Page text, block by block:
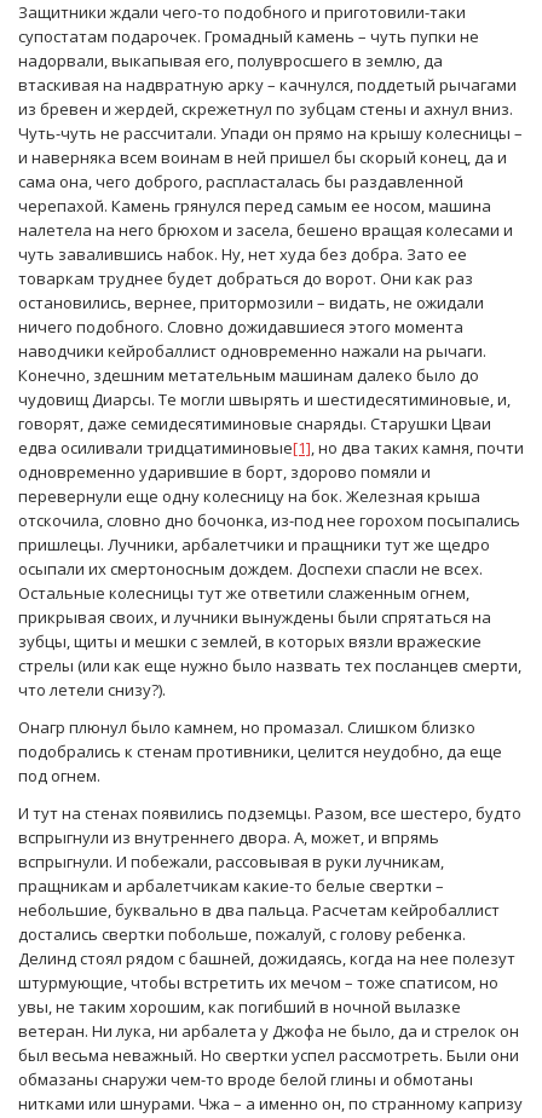
Защитники ждали чего-то подобного и приготовили-таки
супостатам подарочек. Громадный камень – чуть пупки не
надорвали, выкапывая его, полувросшего в землю, да
втаскивая на надвратную арку – качнулся, поддетый рычагами
из бревен и жердей, скрежетнул по зубцам стены и ахнул вниз.
Чуть-чуть не рассчитали. Упади он прямо на крышу колесницы –
и наверняка всем воинам в ней пришел бы скорый конец, да и
сама она, чего доброго, распласталась бы раздавленной
черепахой. Камень грянулся перед самым ее носом, машина
налетела на него брюхом и засела, бешено вращая колесами и
чуть завалившись набок. Ну, нет худа без добра. Зато ее
товаркам труднее будет добраться до ворот. Они как раз
остановились, вернее, притормозили – видать, не ожидали
ничего подобного. Словно дожидавшиеся этого момента
наводчики кейробаллист одновременно нажали на рычаги.
Конечно, здешним метательным машинам далеко было до
чудовищ Диарсы. Те могли швырять и шестидесятиминовые, и,
говорят, даже семидесятиминовые снаряды. Старушки Цваи
едва осиливали тридцатиминовые[1], но два таких камня, почти
одновременно ударившие в борт, здорово помяли и
перевернули еще одну колесницу на бок. Железная крыша
отскочила, словно дно бочонка, из-под нее горохом посыпались
пришлецы. Лучники, арбалетчики и пращники тут же щедро
осыпали их смертоносным дождем. Доспехи спасли не всех.
Остальные колесницы тут же ответили слаженным огнем,
прикрывая своих, и лучники вынуждены были спрятаться на
зубцы, щиты и мешки с землей, в которых вязли вражеские
стрелы (или как еще нужно было назвать тех посланцев смерти,
что летели снизу?).
Онагр плюнул было камнем, но промазал. Слишком близко
подобрались к стенам противники, целится неудобно, да еще
под огнем.
И тут на стенах появились подземцы. Разом, все шестеро, будто
вспрыгнули из внутреннего двора. А, может, и впрямь
вспрыгнули. И побежали, рассовывая в руки лучникам,
пращникам и арбалетчикам какие-то белые свертки –
небольшие, буквально в два пальца. Расчетам кейробаллист
достались свертки побольше, пожалуй, с голову ребенка.
Делинд стоял рядом с башней, дожидаясь, когда на нее полезут
штурмующие, чтобы встретить их мечом – тоже спатисом, но
увы, не таким хорошим, как погибший в ночной вылазке
ветеран. Ни лука, ни арбалета у Джофа не было, да и стрелок он
был весьма неважный. Но свертки успел рассмотреть. Были они
обмазаны снаружи чем-то вроде белой глины и обмотаны
нитками или шнурами. Чжа – а именно он, по странному капризу